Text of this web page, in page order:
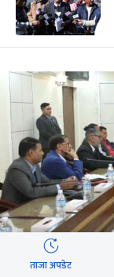
ताजा अपडेट